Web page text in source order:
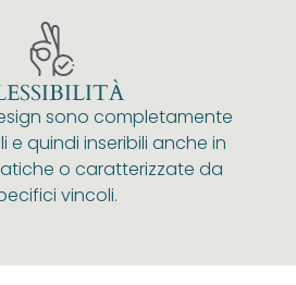
sono completamente
e quindi inseribili anche in
o caratterizzate da
vincoli.